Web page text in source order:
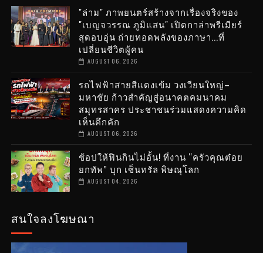
"ล่าม" ภาพยนตร์สร้างจากเรื่องจริงของ
"เบญจวรรณ ภูมิแสน" เปิดกาล่าพรีเมียร์
สุดอบอุ่น ถ่ายทอดพลังของภาษา...ที่
เปลี่ยนชีวิตผู้คน
AUGUST 06, 2026
รถไฟฟ้าสายสีแดงเข้ม วงเวียนใหญ่–
มหาชัย ก้าวสำคัญสู่อนาคตคมนาคม
สมุทรสาคร ประชาชนร่วมแสดงความคิด
เห็นคึกคัก
AUGUST 06, 2026
ช้อปให้ฟินกินไม่อั้น! ที่งาน “ครัวคุณต๋อย
ยกทัพ” บุก เซ็นทรัล พิษณุโลก
AUGUST 04, 2026
สนใจลงโฆษณา